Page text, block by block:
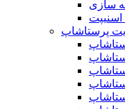
اسنیپت
پرستاشاپ